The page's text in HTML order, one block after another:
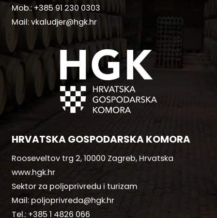
Mob.: +385 91 230 0303
Mail:vkaludjer@hgk.hr
HRVATSKA GOSPODARSKA KOMORA
Rooseveltov trg 2, 10000 Zagreb, Hrvatska
www.hgk.hr
Sektor za poljoprivredu i turizam
Mail: poljoprivreda@hgk.hr
Tel.: +385 1 4826 066